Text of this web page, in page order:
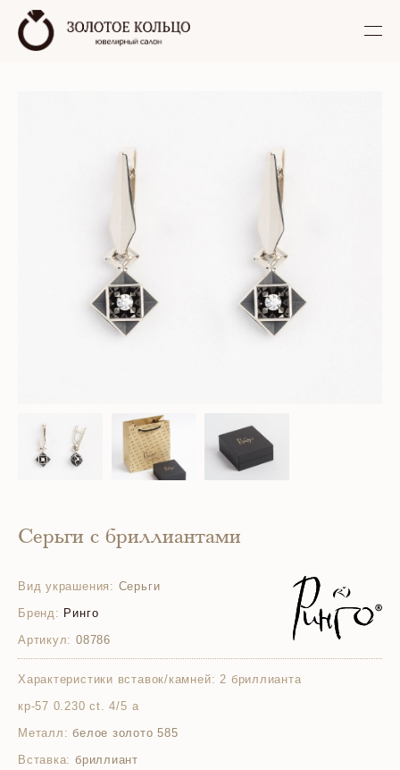
Серьги с бриллиантами
Вид украшения: Серьги
Бренд: Ринго
Артикул: 08786
Характеристики вставок/камней: 2 бриллианта
кр-57 0.230 ct. 4/5 а
Металл: белое золото 585
Вставка: бриллиант